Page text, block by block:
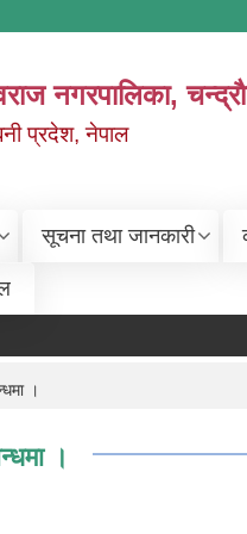
नगरपालिका,
प्रदेश, नेपाल
सूचना तथा जानकारी
।
।